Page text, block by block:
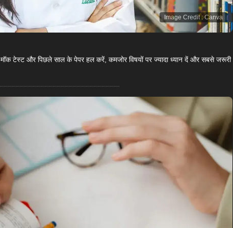
Image Credit: Canva
टेस्ट और पिछले साल के पेपर हल करें, कमजोर विषयों पर ज्यादा ध्यान दें और सबसे जरूरी